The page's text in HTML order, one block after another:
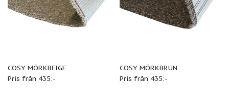
COSY MÖRKBEIGE
Pris från 435:-
COSY MÖRKBRUN
Pris från 435:-